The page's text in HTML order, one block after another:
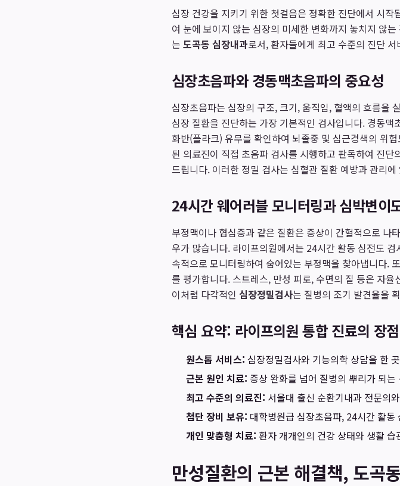
심장 건강을 지키기 위한 첫걸음은 정확한 진단에서 시
여 눈에 보이지 않는 심장의 미세한 변화까지 놓치지 않
는 도곡동 심장내과로서, 환자들에게 최고 수준의 진단
심장초음파와 경동맥초음파의 중요성
심장초음파는 심장의 구조, 크기, 움직임, 혈액의 흐름을
심장 질환을 진단하는 가장 기본적인 검사입니다. 경동
화반(플라크) 유무를 확인하여 뇌졸중 및 심근경색의 위
된 의료진이 직접 초음파 검사를 시행하고 판독하여 진
드립니다. 이러한 정밀 검사는 심혈관 질환 예방과 관리
24시간 웨어러블 모니터링과 심박변이
부정맥이나 협심증과 같은 질환은 증상이 간헐적으로 나
우가 많습니다. 라이프의원에서는 24시간 활동 심전도
속적으로 모니터링하여 숨어있는 부정맥을 찾아냅니다.
를 평가합니다. 스트레스, 만성 피로, 수면의 질 등은 자
이처럼 다각적인 심장정밀검사는 질병의 조기 발견율을
핵심 요약: 라이프의원 통합 진료의 장점
원스톱 서비스: 심장정밀검사와 기능의학 상담을 한
근본 원인 치료: 증상 완화를 넘어 질병의 뿌리가 되
최고 수준의 의료진: 서울대 출신 순환기내과 전문의
첨단 장비 보유: 대학병원급 심장초음파, 24시간 활
개인 맞춤형 치료: 환자 개개인의 건강 상태와 생활
만성질환의 근본 해결책, 도곡